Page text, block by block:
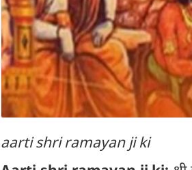
aarti shri ramayan ji ki